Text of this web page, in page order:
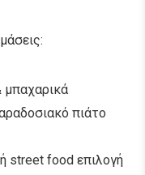
μπαχαρικά
πιάτο
street food επιλογή